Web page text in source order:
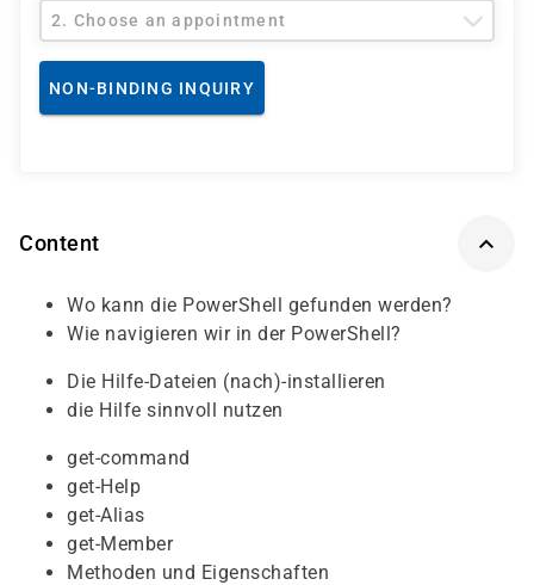
2. Choose an appointment
NON-BINDING INQUIRY
Content
Wo kann die PowerShell gefunden werden?
Wie navigieren wir in der PowerShell?
Die Hilfe-Dateien (nach)-installieren
die Hilfe sinnvoll nutzen
get-command
get-Help
get-Alias
get-Member
Methoden und Eigenschaften